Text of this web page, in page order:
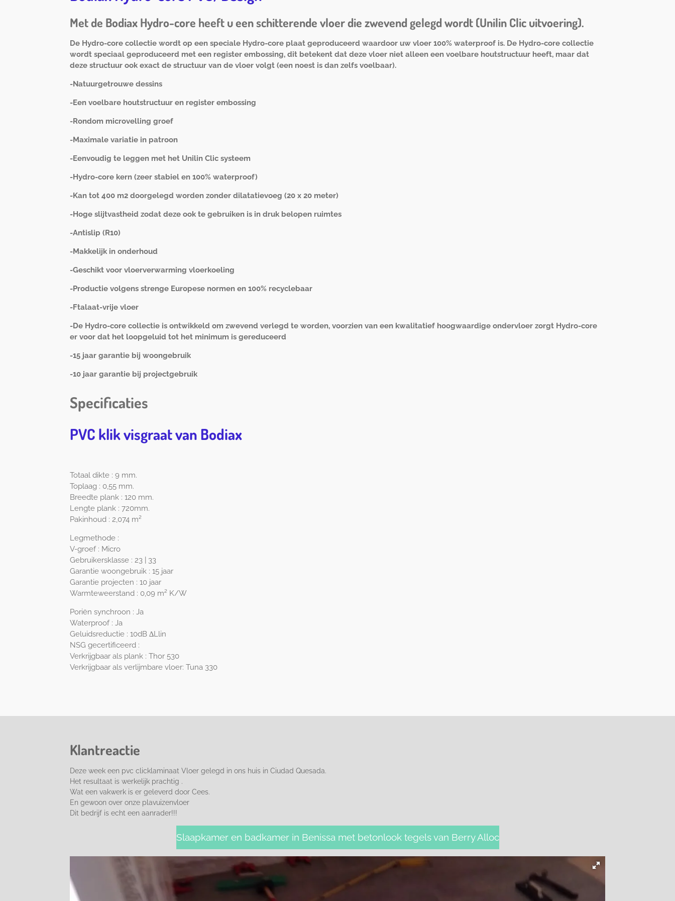
Met de Bodiax Hydro-core heeft u een schitterende vloer die zwevend gelegd wordt (Unilin Clic uitvoering).
De Hydro-core collectie wordt op een speciale Hydro-core plaat geproduceerd waardoor uw vloer 100% waterproof is. De Hydro-core collectie
wordt speciaal geproduceerd met een register embossing, dit betekent dat deze vloer niet alleen een voelbare houtstructuur heeft, maar dat
deze structuur ook exact de structuur van de vloer volgt (een noest is dan zelfs voelbaar).
-Natuurgetrouwe dessins
-Een voelbare houtstructuur en register embossing
-Rondom microvelling groef
-Maximale variatie in patroon
-Eenvoudig te leggen met het Unilin Clic systeem
-Hydro-core kern (zeer stabiel en 100% waterproof)
-Kan tot 400 m2 doorgelegd worden zonder dilatatievoeg (20 x 20 meter)
-Hoge slijtvastheid zodat deze ook te gebruiken is in druk belopen ruimtes
-Antislip (R10)
-Makkelijk in onderhoud
-Geschikt voor vloerverwarming vloerkoeling
-Productie volgens strenge Europese normen en 100% recyclebaar
-Ftalaat-vrije vloer
-De Hydro-core collectie is ontwikkeld om zwevend verlegd te worden, voorzien van een kwalitatief hoogwaardige ondervloer zorgt Hydro-core
er voor dat het loopgeluid tot het minimum is gereduceerd
-15 jaar garantie bij woongebruik
-10 jaar garantie bij projectgebruik
Specificaties
PVC klik visgraat van Bodiax
Totaal dikte : 9 mm.
Toplaag : 0,55 mm.
Breedte plank : 120 mm.
Lengte plank : 720mm.
Pakinhoud : 2,074 m²
Legmethode :
V-groef : Micro
Gebruikersklasse : 23 | 33
Garantie woongebruik : 15 jaar
Garantie projecten : 10 jaar
Warmteweerstand : 0,09 m² K/W
Poriën synchroon : Ja
Waterproof : Ja
Geluidsreductie : 10dB ∆Llin
NSG gecertificeerd :
Verkrijgbaar als plank : Thor 530
Verkrijgbaar als verlijmbare vloer: Tuna 330
Klantreactie
Deze week een pvc clicklaminaat Vloer gelegd in ons huis in Ciudad Quesada.
Het resultaat is werkelijk prachtig .
Wat een vakwerk is er geleverd door Cees.
En gewoon over onze plavuizenvloer
Dit bedrijf is echt een aanrader!!!
Slaapkamer en badkamer in Benissa met betonlook tegels van Berry Alloc